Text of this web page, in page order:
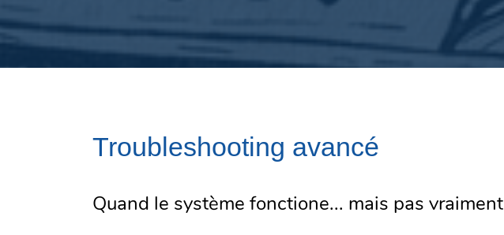
Troubleshooting avancé
Quand le système fonctione... mais pas vraiment